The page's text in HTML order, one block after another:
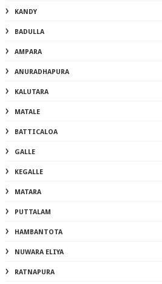
KANDY
BADULLA
AMPARA
ANURADHAPURA
KALUTARA
MATALE
BATTICALOA
GALLE
KEGALLE
MATARA
PUTTALAM
HAMBANTOTA
NUWARA ELIYA
RATNAPURA